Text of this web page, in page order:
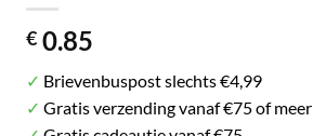
€ 0.85
✓ Brievenbuspost slechts €4,99
✓ Gratis verzending vanaf €75 of meer